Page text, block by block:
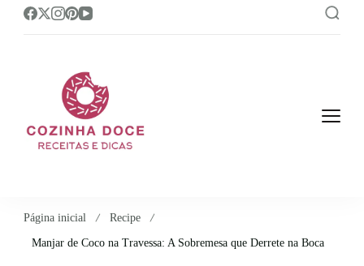
Página inicial
Recipe
Manjar de Coco na Travessa: A Sobremesa que Derrete na Boca